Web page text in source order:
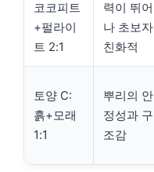
코코피트
+펄라이
트 2:1
력이 뛰어
나 초보자
친화적
토양 C:
흙+모래
1:1
뿌리의 안
정성과 구
조감